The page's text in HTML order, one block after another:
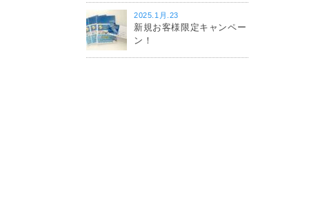
2025.1月.23
新規お客様限定キャンペー
ン！